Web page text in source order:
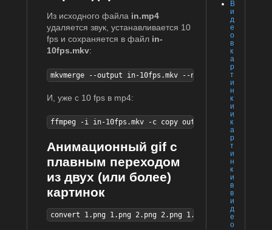
В
и
д
е
о
в
к
а
р
т
и
н
к
и
и
к
а
р
т
и
н
к
и
в
в
и
д
е
о
Из исходного файла in.mp4
удаляется звук, устанавливается 10
fps и сохраняется в файл in-
10fps.mkv:
mkvmerge --output in-10fps.mkv --no-audio --
И, уже с 10 fps в mp4:
ffmpeg -i in-10fps.mkv -c copy out-10fps.mp4
Анимационный gif с
плавным переходом
из двух (или более)
картинок
convert 1.png 1.png 2.png 2.png 1.png -morph 10 -